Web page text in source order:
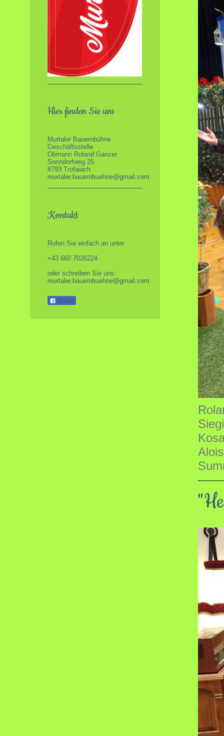
Hier finden Sie uns
Murtaler Bauernbühne
Geschäftsstelle
Obmann Roland Ganzer
Sonndorfweg 25
8793 Trofaiach
murtaler.bauernbuehne@gmail.com
Kontakt
Rufen Sie einfach an unter
+43 660 7026224
oder schreiben Sie uns:
murtaler.bauernbuehne@gmail.com
Teilen